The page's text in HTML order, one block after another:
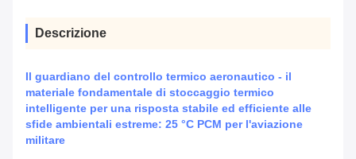
Descrizione
Il guardiano del controllo termico aeronautico - il
materiale fondamentale di stoccaggio termico
intelligente per una risposta stabile ed efficiente alle
sfide ambientali estreme: 25 °C PCM per l'aviazione
militare